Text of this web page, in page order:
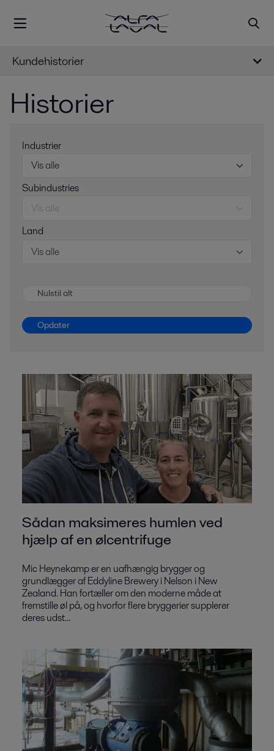
Kundehistorier
Historier
Industrier
Vis alle
Subindustries
Vis alle
Land
Vis alle
Nulstil alt
Opdater
Sådan maksimeres humlen ved
hjælp af en ølcentrifuge
Mic Heynekamp er en uafhængig brygger og
grundlægger af Eddyline Brewery i Nelson i New
Zealand. Han fortæller om den moderne måde at
fremstille øl på, og hvorfor flere bryggerier supplerer
deres udst...